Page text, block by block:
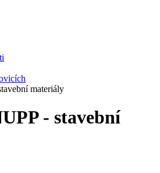
materiály
- stavební